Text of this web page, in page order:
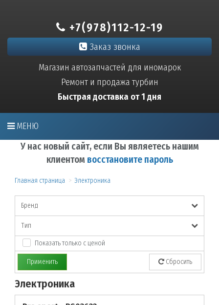
+7(978)112-12-19
Заказ звонка
Магазин автозапчастей для иномарок
Ремонт и продажа турбин
Быстрая доставка от 1 дня
МЕНЮ
У нас новый сайт, если Вы являетесь нашим
клиентом восстановите пароль
Главная страница Электроника
Бренд
Тип
Показать только с ценой
Применить Сбросить
Электроника
По заданным параметрам товары не найдены!